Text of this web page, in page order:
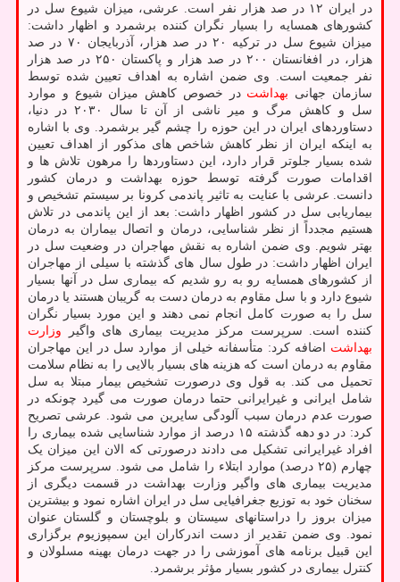
در ایران ۱۲ در صد هزار نفر است. عرشی، میزان شیوع سل در
کشورهای همسایه را بسیار نگران کننده برشمرد و اظهار داشت:
میزان شیوع سل در ترکیه ۲۰ در صد هزار، آذربایجان ۷۰ در صد
هزار، در افغانستان ۲۰۰ در صد هزار و پاکستان ۲۵۰ در صد هزار
نفر جمعیت است. وی ضمن اشاره به اهداف تعیین شده توسط
سازمان جهانی بهداشت در خصوص کاهش میزان شیوع و موارد
سل و کاهش مرگ و میر ناشی از آن تا سال ۲۰۳۰ در دنیا،
دستاوردهای ایران در این حوزه را چشم گیر برشمرد. وی با اشاره
به اینکه ایران از نظر کاهش شاخص های مذکور از اهداف تعیین
شده بسیار جلوتر قرار دارد، این دستاوردها را مرهون تلاش ها و
اقدامات صورت گرفته توسط حوزه بهداشت و درمان کشور
دانست. عرشی با عنایت به تاثیر پاندمی کرونا بر سیستم تشخیص و
بیماریابی سل در کشور اظهار داشت: بعد از این پاندمی در تلاش
هستیم مجدداً از نظر شناسایی، درمان و اتصال بیماران به درمان
بهتر شویم. وی ضمن اشاره به نقش مهاجران در وضعیت سل در
ایران اظهار داشت: در طول سال های گذشته با سیلی از مهاجران
از کشورهای همسایه رو به رو شدیم که بیماری سل در آنها بسیار
شیوع دارد و با سل مقاوم به درمان دست به گریبان هستند یا درمان
سل را به صورت کامل انجام نمی دهند و این مورد بسیار نگران
کننده است. سرپرست مرکز مدیریت بیماری های واگیر وزارت
بهداشت اضافه کرد: متأسفانه خیلی از موارد سل در این مهاجران
مقاوم به درمان است که هزینه های بسیار بالایی را به نظام سلامت
تحمیل می کند. به قول وی درصورت تشخیص بیمار مبتلا به سل
شامل ایرانی و غیرایرانی حتما درمان صورت می گیرد چونکه در
صورت عدم درمان سبب آلودگی سایرین می شود. عرشی تصریح
کرد: در دو دهه گذشته ۱۵ درصد از موارد شناسایی شده بیماری را
افراد غیرایرانی تشکیل می دادند درصورتی که الان این میزان یک
چهارم (۲۵ درصد) موارد ابتلاء را شامل می شود. سرپرست مرکز
مدیریت بیماری های واگیر وزارت بهداشت در قسمت دیگری از
سخنان خود به توزیع جغرافیایی سل در ایران اشاره نمود و بیشترین
میزان بروز را دراستانهای سیستان و بلوچستان و گلستان عنوان
نمود. وی ضمن تقدیر از دست اندرکاران این سمپوزیوم برگزاری
این قبیل برنامه های آموزشی را در جهت درمان بهینه مسلولان و
کنترل بیماری در کشور بسیار مؤثر برشمرد.